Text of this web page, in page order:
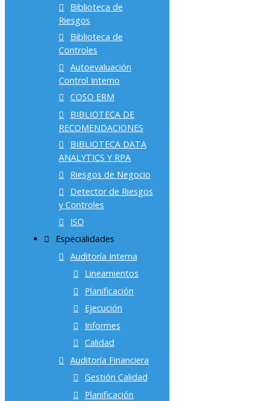
Biblioteca de
Riesgos
Biblioteca de
Controles
Autoevaluación
Control Interno
COSO ERM
BIBLIOTECA DE
RECOMENDACIONES
BIBLIOTECA DATA
ANALYTICS Y RPA
Riesgos de Negocio
Detector de Riesgos
y Controles
ISO
Especialidades
Auditoría Interna
Lineamientos
Planificación
Ejecución
Informes
Calidad
Auditoría Financiera
Gestión Calidad
Planificación